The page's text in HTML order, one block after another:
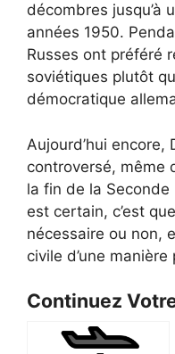
décombres jusqu’à
années 1950.
Russes ont préféré
soviétiques plutôt
démocratique
Aujourd’hui
controversé, même
la fin de la Seconde
est certain, c’est
nécessaire ou non,
civile d’une
Continuez